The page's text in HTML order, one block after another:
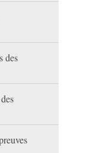
des